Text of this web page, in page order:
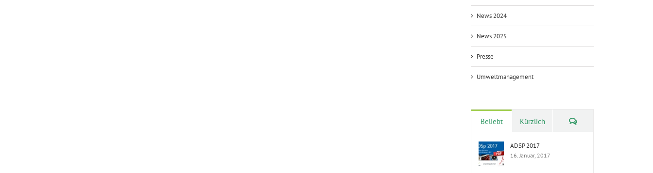
News 2024
News 2025
Presse
Umweltmanagement
Beliebt Kürzlich Kommentare
ADSP 2017
16. Januar, 2017